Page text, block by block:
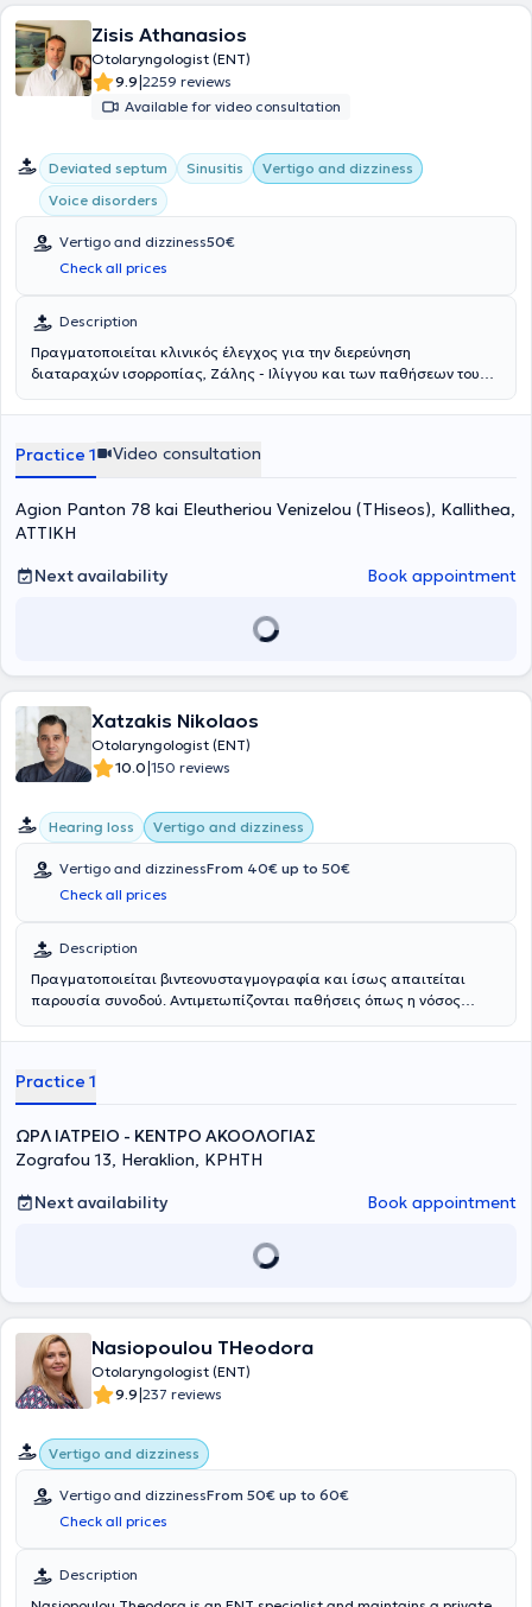
Αντιμετωπίζονται παθήσεις όπως ίλιγγος, ζάλη, αστάθεια, ίλιγγος
της ημικρανίας, νόσος Meniere, κακώσεις, σύγχυση, δυσκολία στην
ομιλία, μούδιασμα ή αδυναμία στο πρόσωπο ή σε κάποιο άκρο,
τρέμουλο ή αδεξιότητα σε κάποιο άκρο, διπλωπία, κλείσιμο του
βλεφάρου από το ένα μάτι, έντονη αστάθεια ακόμα κι αν υπάρχει
στήριξη σε σταθερό αντικείμενο, έντονος πονοκέφαλος. Οι
συχνότερη την αιθουσαία ημικρανία και πιο επείγουσα τα
αγγειακά εγκεφαλικά επεισόδια. Ο ίλιγγος μπορεί να είναι
σύμπτωμα αρκετών εκφυλιστικών παθήσεων.
Zisis Athanasios
Otolaryngologist (ENT)
9.9|2259 reviews
Available for video consultation
Deviated septum Sinusitis
Vertigo and dizziness
Voice disorders
Vertigo and dizziness50€
Check all prices
Description
Πραγματοποιείται κλινικός έλεγχος για την διερεύνηση
διαταραχών ισορροπίας, Ζάλης - Ιλίγγου και των παθήσεων του
χειρισμοί (ασκήσεις) ή φαρμακευτική αγωγή αναλόγως του
Practice 1 Video consultation
Agion Panton 78 kai Eleutheriou Venizelou (THiseos), Kallithea,
ΑΤΤΙΚΗ
Next availability
Book appointment
Xatzakis Nikolaos
Otolaryngologist (ENT)
10.0|150 reviews
Hearing loss Vertigo and dizziness
Vertigo and dizzinessFrom 40€ up to 50€
Check all prices
Description
Πραγματοποιείται βιντεονυσταγμογραφία και ίσως απαιτείται
παρουσία συνοδού. Αντιμετωπίζονται παθήσεις όπως η νόσος
ωτός.
Practice 1
ΩΡΛ ΙΑΤΡΕΙΟ - ΚΕΝΤΡΟ ΑΚΟΟΛΟΓΙΑΣ
Zografou 13, Heraklion, ΚΡΗΤΗ
Next availability
Book appointment
Nasiopoulou THeodora
Otolaryngologist (ENT)
9.9|237 reviews
Vertigo and dizziness
Vertigo and dizzinessFrom 50€ up to 60€
Check all prices
Description